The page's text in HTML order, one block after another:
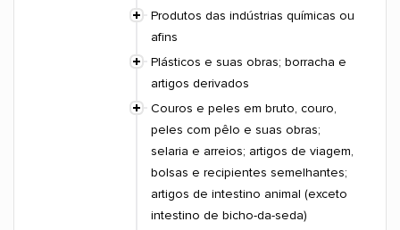
Produtos das indústrias químicas ou
afins
Plásticos e suas obras; borracha e
artigos derivados
Couros e peles em bruto, couro,
peles com pêlo e suas obras;
selaria e arreios; artigos de viagem,
bolsas e recipientes semelhantes;
artigos de intestino animal (exceto
intestino de bicho-da-seda)